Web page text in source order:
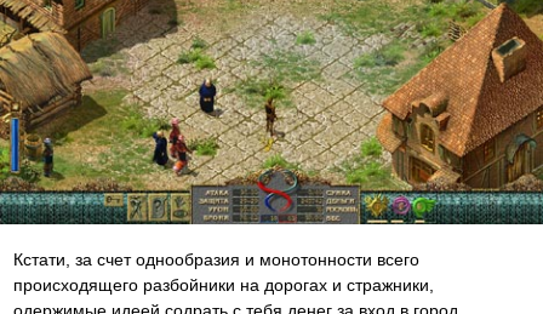
Кстати, за счет однообразия и монотонности всего
происходящего разбойники на дорогах и стражники,
одержимые идеей содрать с тебя денег за вход в город,